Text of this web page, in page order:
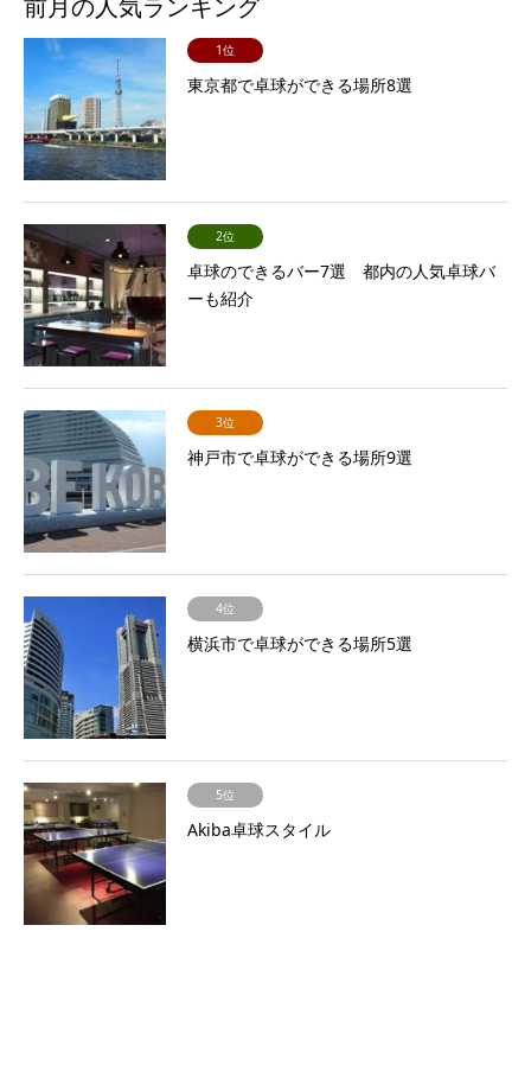
前月の人気ランキング
1位
東京都で卓球ができる場所8選
2位
卓球のできるバー7選 都内の人気卓球バ
ーも紹介
3位
神戸市で卓球ができる場所9選
4位
横浜市で卓球ができる場所5選
5位
Akiba卓球スタイル